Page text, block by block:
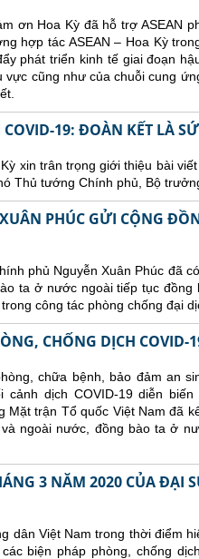
ơn Hoa Kỳ đã hỗ trợ ASEAN
hợp tác ASEAN – Hoa Kỳ
phát triển kinh tế giai đoạn
cũng như của chuỗi cung
19: ĐOÀN KẾT LÀ
xin trân trọng giới thiệu bài
Thủ tướng Chính phủ, Bộ
PHÚC GỬI CỘNG
phủ Nguyễn Xuân Phúc đã
ta ở nước ngoài tiếp tục đồng
công tác phòng chống đại
CHỐNG DỊCH COVID-
chữa bệnh, bảo đảm an
cảnh dịch COVID-19 diễn
Mặt trận Tổ quốc Việt Nam đã
ngoài nước, đồng bào ta ở
3 NĂM 2020 CỦA ĐẠI
dân Việt Nam trong thời điểm
biện pháp phòng, chống